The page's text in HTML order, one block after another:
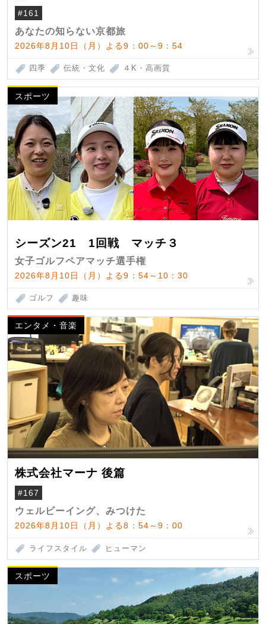
#161
あなたの知らない京都旅
2026年8月10日（月）よる9：00～9：54
四季 伝統・文化 ４K・高画質
スポーツ
シーズン21 1回戦 マッチ３
女子ゴルフペアマッチ選手権
2026年8月10日（月）よる9：54～10：30
ゴルフ 趣味
エンタメ・音楽
株式会社マーナ 後篇
#167
ウェルビーイング、みつけた
2026年8月10日（月）よる8：54～9：00
ライフスタイル ヒューマン
スポーツ